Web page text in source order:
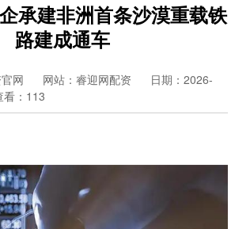
承建非洲首条沙漠重载铁
路建成通车
网 网站：睿迎网配资
日期：2026-
看：113